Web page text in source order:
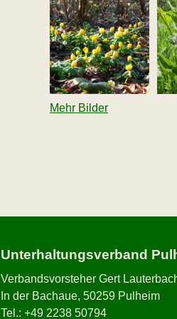
Mehr Bilder
Unterhaltungsverband
Verbandsvorsteher Gert
In der Bachaue, 50259 Pulheim
Tel.: +49 2238 50794